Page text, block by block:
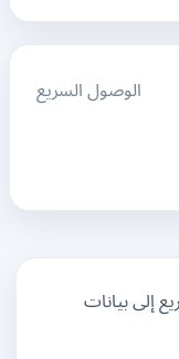
الوصول السريع
بيانات